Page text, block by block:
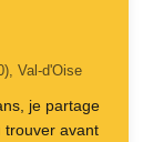
Val-d'Oise
je partage
trouver avant